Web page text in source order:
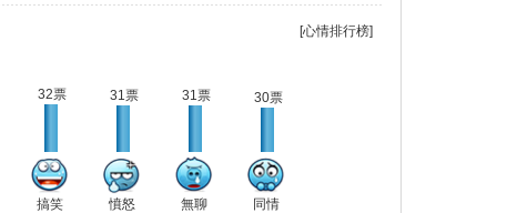
[心情排行榜]
32票
搞笑
31票
憤怒
31票
無聊
30票
同情